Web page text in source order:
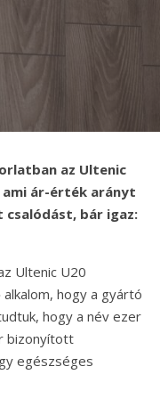
az Ultenic
ami ár-érték arányt
bár igaz:
Ultenic U20
hogy a gyártó
hogy a név ezer
bizonyított
egészséges